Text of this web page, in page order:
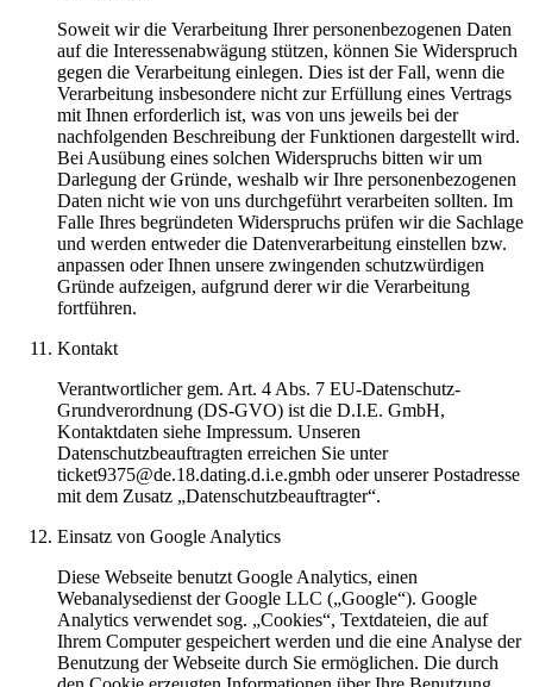
Soweit wir die Verarbeitung Ihrer personenbezogenen Daten
auf die Interessenabwägung stützen, können Sie Widerspruch
gegen die Verarbeitung einlegen. Dies ist der Fall, wenn die
Verarbeitung insbesondere nicht zur Erfüllung eines Vertrags
mit Ihnen erforderlich ist, was von uns jeweils bei der
nachfolgenden Beschreibung der Funktionen dargestellt wird.
Bei Ausübung eines solchen Widerspruchs bitten wir um
Darlegung der Gründe, weshalb wir Ihre personenbezogenen
Daten nicht wie von uns durchgeführt verarbeiten sollten. Im
Falle Ihres begründeten Widerspruchs prüfen wir die Sachlage
und werden entweder die Datenverarbeitung einstellen bzw.
anpassen oder Ihnen unsere zwingenden schutzwürdigen
Gründe aufzeigen, aufgrund derer wir die Verarbeitung
fortführen.
Kontakt
Verantwortlicher gem. Art. 4 Abs. 7 EU-Datenschutz-
Grundverordnung (DS-GVO) ist die D.I.E. GmbH,
Kontaktdaten siehe Impressum. Unseren
Datenschutzbeauftragten erreichen Sie unter
ticket9375@de.18.dating.d.i.e.gmbh oder unserer Postadresse
mit dem Zusatz „Datenschutzbeauftragter“.
Einsatz von Google Analytics
Diese Webseite benutzt Google Analytics, einen
Webanalysedienst der Google LLC („Google“). Google
Analytics verwendet sog. „Cookies“, Textdateien, die auf
Ihrem Computer gespeichert werden und die eine Analyse der
Benutzung der Webseite durch Sie ermöglichen. Die durch